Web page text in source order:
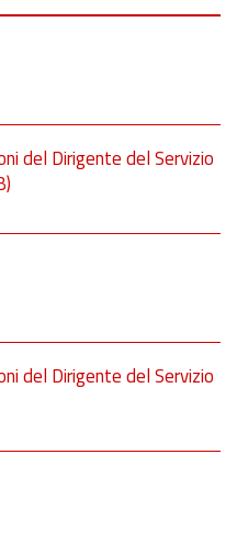
del Dirigente del Servizio
del Dirigente del Servizio